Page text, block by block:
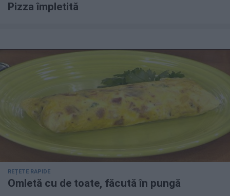
Pizza împletită
REȚETE RAPIDE
Omletă cu de toate, făcută în pungă